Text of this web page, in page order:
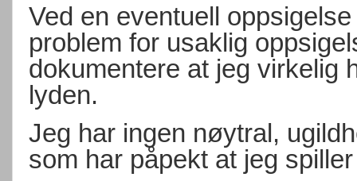
Ved en eventuell
problem for usaklig
dokumentere at jeg virkelig
lyden.
Jeg har ingen nøytral,
som har påpekt at jeg